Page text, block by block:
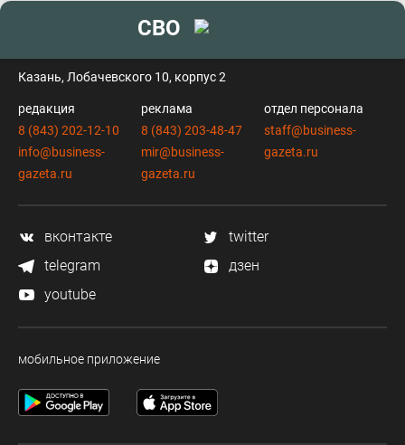
СВО
Казань, Лобачевского 10, корпус 2
редакция
8 (843) 202-12-10
info@business-
gazeta.ru
реклама
8 (843) 203-48-47
mir@business-
gazeta.ru
отдел персонала
staff@business-
gazeta.ru
вконтакте
twitter
telegram
дзен
youtube
мобильное приложение